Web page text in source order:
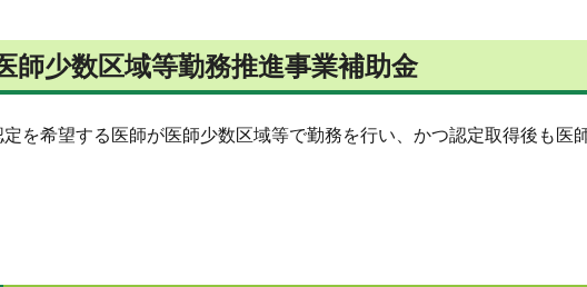
師少数区域等勤務推進事業補助金
を希望する医師が医師少数区域等で勤務を行い、かつ認定取得後も医